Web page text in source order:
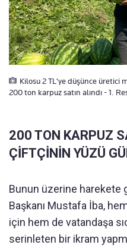
Kilosu 2 TL'ye düşünce üretici
200 ton karpuz satın alındı - 1.
200 TON KARPUZ
ÇİFTÇİNİN YÜZÜ
Bunun üzerine harekete
Başkanı Mustafa İba,
için hem de vatandaşa
serinleten bir ikram